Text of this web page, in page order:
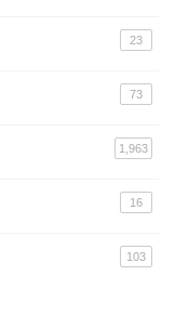
23
73
1,963
16
103